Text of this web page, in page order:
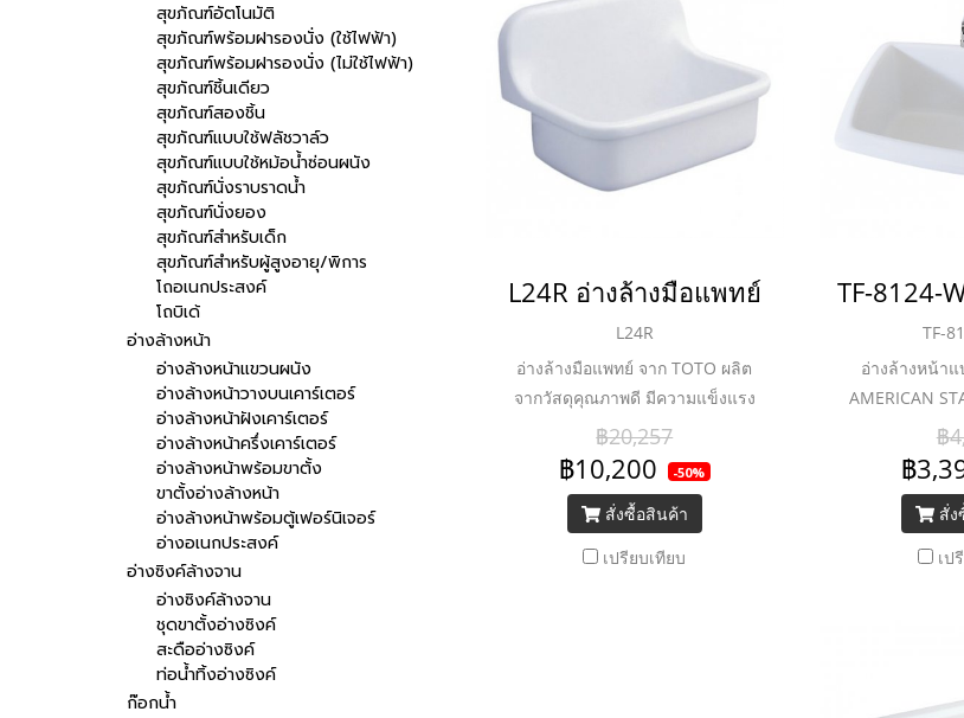
L24R อ่างล้างมือแพทย์
L24R
อ่างล้างมือแพทย์ จาก TOTO ผลิต
จากวัสดุคุณภาพดี มีความแข็งแรง
และทนทานต่อการใช้งาน ให้คุณ
มั่นใจในความสะอาด ให้คุณใช้งาน
เพื่อสุขอนามัยได้อย่างลงตัว
฿20,257
฿10,200 -50%
สั่งซื้อสินค้า
เปรียบเทียบ
TF-
อ่างล้างหน้า
AMERICAN
ด้วยดีไซน์ มาพ
ทนทาน ดีไซน์เ
ทันสมัย ช่วยเติ
ให้สวยงามแล
฿
฿
สั่
เป
สุขภัณฑ์อัตโนมัติ
สุขภัณฑ์พร้อมฝารองนั่ง (ใช้ไฟฟ้า)
สุขภัณฑ์พร้อมฝารองนั่ง (ไม่ใช้ไฟฟ้า)
สุขภัณฑ์ชิ้นเดียว
สุขภัณฑ์สองชิ้น
สุขภัณฑ์แบบใช้ฟลัชวาล์ว
สุขภัณฑ์แบบใช้หม้อน้ำซ่อนผนัง
สุขภัณฑ์นั่งราบราดน้ำ
สุขภัณฑ์นั่งยอง
สุขภัณฑ์สำหรับเด็ก
สุขภัณฑ์สำหรับผู้สูงอายุ/พิการ
โถอเนกประสงค์
โถบิเด้
อ่างล้างหน้า
อ่างล้างหน้าแขวนผนัง
อ่างล้างหน้าวางบนเคาร์เตอร์
อ่างล้างหน้าฝังเคาร์เตอร์
อ่างล้างหน้าครึ่งเคาร์เตอร์
อ่างล้างหน้าพร้อมขาตั้ง
ขาตั้งอ่างล้างหน้า
อ่างล้างหน้าพร้อมตู้เฟอร์นิเจอร์
อ่างอเนกประสงค์
อ่างซิงค์ล้างจาน
อ่างซิงค์ล้างจาน
ชุดขาตั้งอ่างซิงค์
สะดืออ่างซิงค์
ท่อน้ำทิ้งอ่างซิงค์
ก๊อกน้ำ